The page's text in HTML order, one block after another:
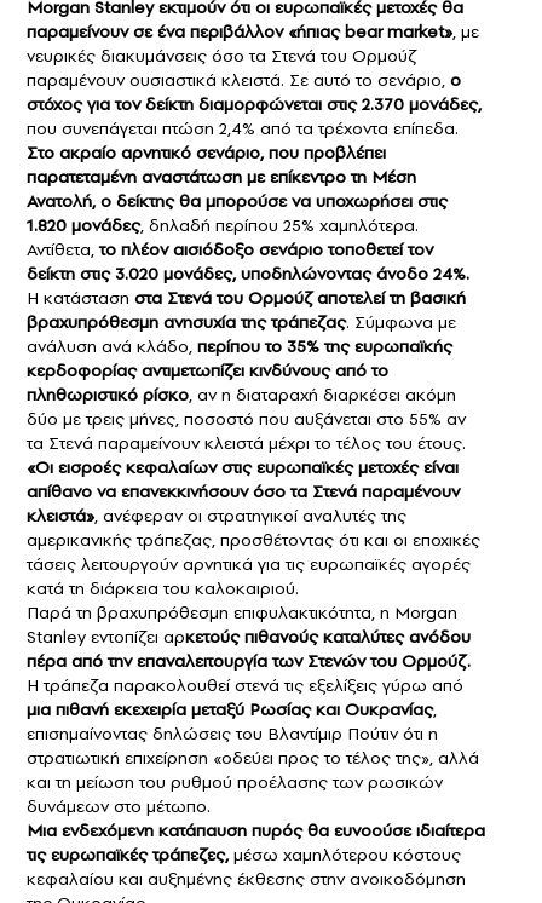
Morgan Stanley εκτιμούν ότι οι ευρωπαϊκές μετοχές θα
παραμείνουν σε ένα περιβάλλον «ήπιας bear market», με
νευρικές διακυμάνσεις όσο τα Στενά του Ορμούζ
παραμένουν ουσιαστικά κλειστά. Σε αυτό το σενάριο, ο
στόχος για τον δείκτη διαμορφώνεται στις 2.370 μονάδες,
που συνεπάγεται πτώση 2,4% από τα τρέχοντα επίπεδα.
Στο ακραίο αρνητικό σενάριο, που προβλέπει
παρατεταμένη αναστάτωση με επίκεντρο τη Μέση
Ανατολή, ο δείκτης θα μπορούσε να υποχωρήσει στις
1.820 μονάδες, δηλαδή περίπου 25% χαμηλότερα.
Αντίθετα,το πλέον αισιόδοξο σενάριο τοποθετεί τον
δείκτη στις 3.020 μονάδες, υποδηλώνοντας άνοδο 24%.
Η κατάσταση στα Στενά του Ορμούζ αποτελεί τη βασική
βραχυπρόθεσμη ανησυχία της τράπεζας. Σύμφωνα με
ανάλυση ανά κλάδο, περίπου το 35% της ευρωπαϊκής
κερδοφορίας αντιμετωπίζει κινδύνους από το
πληθωριστικό ρίσκο, αν η διαταραχή διαρκέσει ακόμη
δύο με τρεις μήνες, ποσοστό που αυξάνεται στο 55% αν
τα Στενά παραμείνουν κλειστά μέχρι το τέλος του έτους.
«Οι εισροές κεφαλαίων στις ευρωπαϊκές μετοχές είναι
απίθανο να επανεκκινήσουν όσο τα Στενά παραμένουν
κλειστά», ανέφεραν οι στρατηγικοί αναλυτές της
αμερικανικής τράπεζας, προσθέτοντας ότι και οι εποχικές
τάσεις λειτουργούν αρνητικά για τις ευρωπαϊκές αγορές
κατά τη διάρκεια του καλοκαιριού.
Παρά τη βραχυπρόθεσμη επιφυλακτικότητα, η Morgan
Stanley εντοπίζει αρκετούς πιθανούς καταλύτες ανόδου
πέρα από την επαναλειτουργία των Στενών του Ορμούζ.
Η τράπεζα παρακολουθεί στενά τις εξελίξεις γύρω από
μια πιθανή εκεχειρία μεταξύ Ρωσίας και Ουκρανίας,
επισημαίνοντας δηλώσεις του Βλαντίμιρ Πούτιν ότι η
στρατιωτική επιχείρηση «οδεύει προς το τέλος της», αλλά
και τη μείωση του ρυθμού προέλασης των ρωσικών
δυνάμεων στο μέτωπο.
Μια ενδεχόμενη κατάπαυση πυρός θα ευνοούσε ιδιαίτερα
τις ευρωπαϊκές τράπεζες,μέσω χαμηλότερου κόστους
κεφαλαίου και αυξημένης έκθεσης στην ανοικοδόμηση